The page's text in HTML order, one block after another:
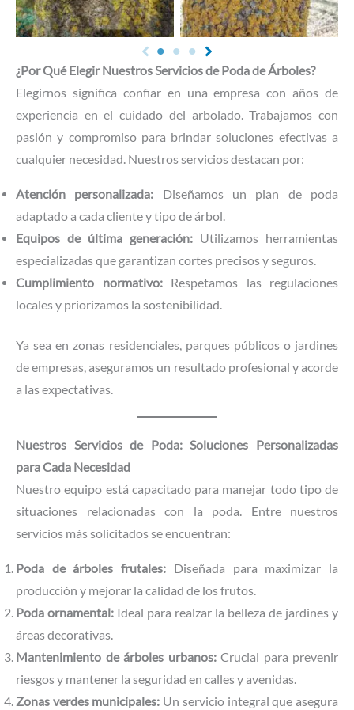
¿Por Qué Elegir Nuestros Servicios de Poda de Árboles?
Elegirnos significa confiar en una empresa con años de
experiencia en el cuidado del arbolado. Trabajamos con
pasión y compromiso para brindar soluciones efectivas a
cualquier necesidad. Nuestros servicios destacan por:
Atención personalizada: Diseñamos un plan de poda
adaptado a cada cliente y tipo de árbol.
Equipos de última generación: Utilizamos herramientas
especializadas que garantizan cortes precisos y seguros.
Cumplimiento normativo:Respetamos las regulaciones
locales y priorizamos la sostenibilidad.
Ya sea en zonas residenciales, parques públicos o jardines
de empresas, aseguramos un resultado profesional y acorde
a las expectativas.
Nuestros Servicios de Poda: Soluciones Personalizadas
para Cada Necesidad
Nuestro equipo está capacitado para manejar todo tipo de
situaciones relacionadas con la poda. Entre nuestros
servicios más solicitados se encuentran:
Poda de árboles frutales: Diseñada para maximizar la
producción y mejorar la calidad de los frutos.
Poda ornamental: Ideal para realzar la belleza de jardines y
áreas decorativas.
Mantenimiento de árboles urbanos:Crucial para prevenir
riesgos y mantener la seguridad en calles y avenidas.
Zonas verdes municipales: Un servicio integral que asegura